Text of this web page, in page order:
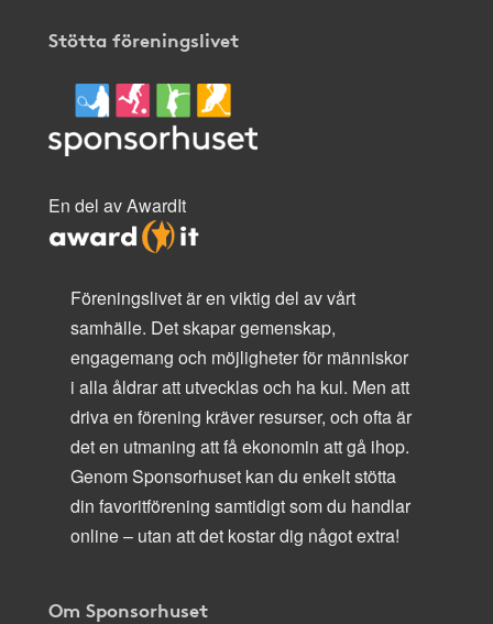
Stötta föreningslivet
En del av AwardIt
Föreningslivet är en viktig del av vårt
samhälle. Det skapar gemenskap,
engagemang och möjligheter för människor
i alla åldrar att utvecklas och ha kul. Men att
driva en förening kräver resurser, och ofta är
det en utmaning att få ekonomin att gå ihop.
Genom Sponsorhuset kan du enkelt stötta
din favoritförening samtidigt som du handlar
online – utan att det kostar dig något extra!
Om Sponsorhuset